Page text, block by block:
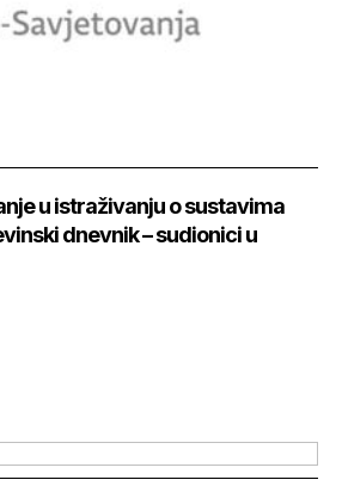
u istraživanju o sustavima
dnevnik – sudionici u